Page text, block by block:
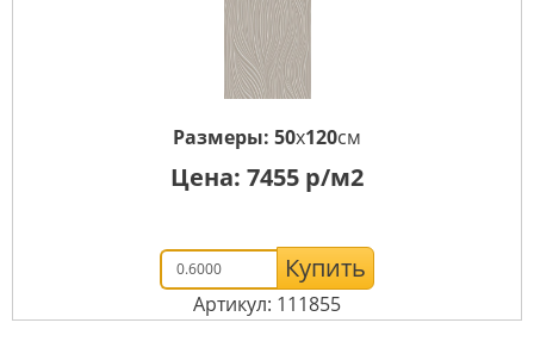
Размеры: 50x120см
Цена: 7455 р/м2
Купить
Артикул: 111855